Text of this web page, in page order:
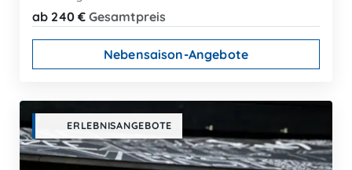
ab 240 € Gesamtpreis
Nebensaison-Angebote
ERLEBNISANGEBOTE